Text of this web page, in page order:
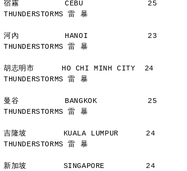
宿霧          CEBU              25
THUNDERSTORMS 雷 暴
河內          HANOI             23
THUNDERSTORMS 雷 暴
胡志明市      HO CHI MINH CITY  24
THUNDERSTORMS 雷 暴
曼谷          BANGKOK           25
THUNDERSTORMS 雷 暴
吉隆坡        KUALA LUMPUR      24
THUNDERSTORMS 雷 暴
新加坡        SINGAPORE         24